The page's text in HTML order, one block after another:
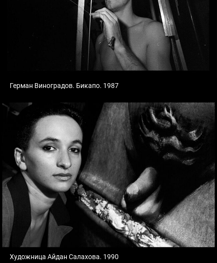
Герман Виноградов. Бикапо. 1987
Художница Айдан Салахова. 1990